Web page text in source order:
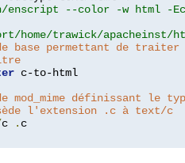
enscript --color -w html -
home/trawick/apacheinst/
base permettant de
c-to-html
mod_mime définissant le
l'extension .c à text/c
c .